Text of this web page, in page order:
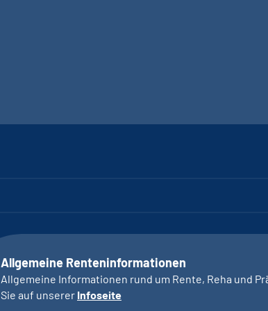
Allgemeine Renteninformationen
Allgemeine Informationen rund um Rente, Reha und
Sie auf unserer Infoseite